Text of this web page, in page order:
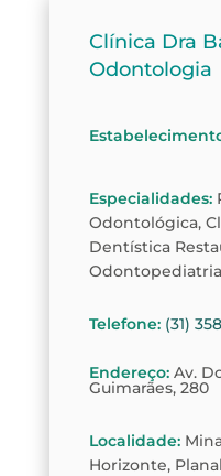
Clínica Dra
Odontologia
Especialidades:
Odontológica,
Dentística
Telefone: (31)
Endereço: Av.
Guimarães, 280
Localidade:
Horizonte,